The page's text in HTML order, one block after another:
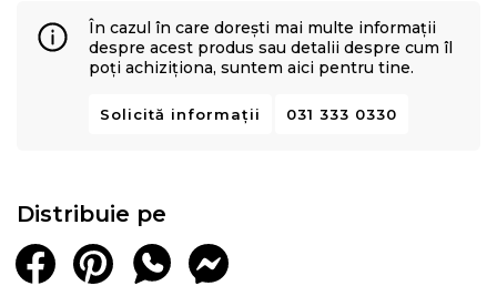
În cazul în care dorești mai multe informații
despre acest produs sau detalii despre cum îl
poți achiziționa, suntem aici pentru tine.
Solicită informații 031 333 0330
Distribuie pe